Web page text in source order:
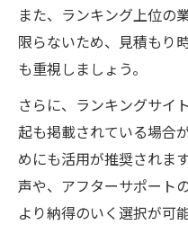
外壁塗装の満足度
外壁塗装で失
とめ
外壁塗装の保
大阪の外壁塗
法
また、ランキング上位の
限らないため、見積もり
も重視しましょう。
さらに、ランキングサイ
起も掲載されている場合
めにも活用が推奨されま
声や、アフターサポート
より納得のいく選択が可能